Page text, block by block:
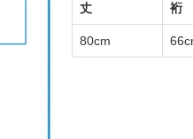
丈 裄
80cm